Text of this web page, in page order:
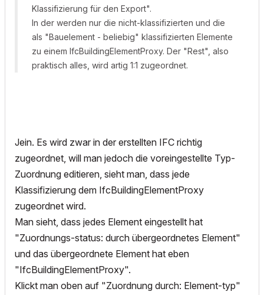
Klassifizierung für den Export".
In der werden nur die nicht-klassifizierten und die
als "Bauelement - beliebig" klassifizierten Elemente
zu einem IfcBuildingElementProxy. Der "Rest", also
praktisch alles, wird artig 1:1 zugeordnet.
Jein. Es wird zwar in der erstellten IFC richtig
zugeordnet, will man jedoch die voreingestellte Typ-
Zuordnung editieren, sieht man, dass jede
Klassifizierung dem IfcBuildingElementProxy
zugeordnet wird.
Man sieht, dass jedes Element eingestellt hat
"Zuordnungs-status: durch übergeordnetes Element"
und das übergeordnete Element hat eben
"IfcBuildingElementProxy".
Klickt man oben auf "Zuordnung durch: Element-typ"